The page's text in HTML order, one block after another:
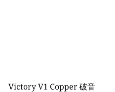
Victory V1 Copper 破音